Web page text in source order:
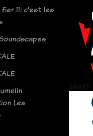
11: c'est les
Les